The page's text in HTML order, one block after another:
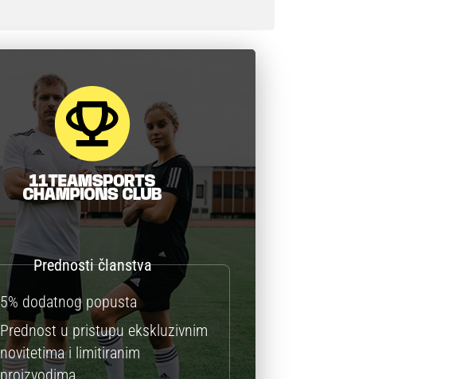
5% dodatnog popusta
Prednost u pristupu ekskluzivnim
novitetima i limitiranim
proizvodima